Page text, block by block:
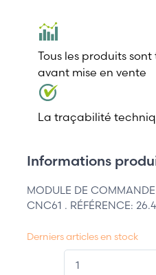
Tous les produits
avant mise en vente
La traçabilité
Informations
MODULE DE
CNC61 . RÉFÉRENCE:
Derniers articles en stock